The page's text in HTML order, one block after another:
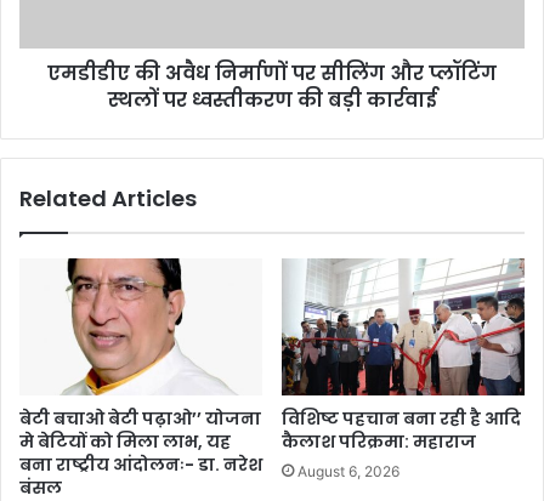
एमडीडीए की अवैध निर्माणों पर सीलिंग और प्लॉटिंग
स्थलों पर ध्वस्तीकरण की बड़ी कार्रवाई
Related Articles
बेटी बचाओ बेटी पढ़ाओ’’ योजना
मे बेटियों को मिला लाभ, यह
बना राष्ट्रीय आंदोलनः- डा. नरेश
बंसल
विशिष्ट पहचान बना रही है आदि
कैलाश परिक्रमा: महाराज
August 6, 2026